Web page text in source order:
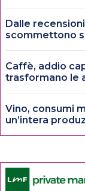
Dalle
scommettono
Caffè, addio
trasformano le
Vino, consumi
un’intera